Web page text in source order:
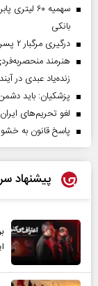
سهمیه ۶۰
بانکی
درگیری مرگبار ۲ پسرخاله در پارک
زنده‌یاد عبدی در
پزشکیان: باید دشمن
لغو تحریم‌های
پاسخ قانون به
پیشنهاد